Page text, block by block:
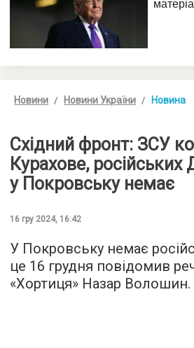
Новини Новини України Новина
Східний фронт: ЗСУ
Курахове, російських
у Покровську немає
16 гру 2024, 16:42
У Покровську немає
це 16 грудня повідомив
«Хортиця» Назар Волошин.